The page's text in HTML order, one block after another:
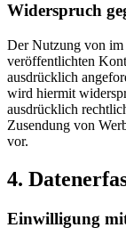
Widerspruch
Der Nutzung von im
veröffentlichten
ausdrücklich
wird hiermit
ausdrücklich
Zusendung von
vor.
4.
Einwilligung